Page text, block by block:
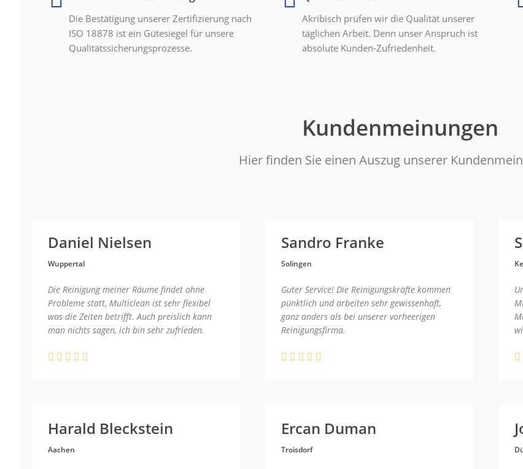
Die Bestätigung unserer Zertifizierung nach
ISO 18878 ist ein Gütesiegel für unsere
Qualitätssicherungsprozesse.
Akribisch prüfen wir die Qualität unserer
täglichen Arbeit. Denn unser Anspruch ist
absolute Kunden-Zufriedenheit.
Kundenmeinungen
Hier finden Sie einen Auszug unserer
Daniel Nielsen
Wuppertal
Die Reinigung meiner Räume findet ohne
Probleme statt, Multiclean ist sehr flexibel
was die Zeiten betrifft. Auch preislich kann
man nichts sagen, ich bin sehr zufrieden.
Sandro Franke
Solingen
Guter Service! Die Reinigungskräfte kommen
pünktlich und arbeiten sehr gewissenhaft,
ganz anders als bei unserer vorheerigen
Reinigungsfirma.
Harald Bleckstein
Aachen
Ercan Duman
Troisdorf